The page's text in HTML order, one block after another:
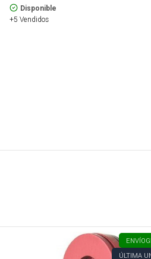
Disponible
+5 Vendidos
ENVÍO
ÚLTIMA